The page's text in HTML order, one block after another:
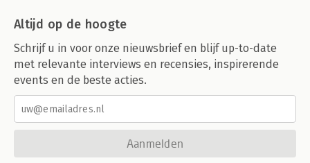
Altijd op de hoogte
Schrijf u in voor onze nieuwsbrief en blijf up-to-date
met relevante interviews en recensies, inspirerende
events en de beste acties.
Aanmelden